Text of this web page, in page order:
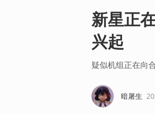
新星正
兴起
疑似机组正在向
暗屠生